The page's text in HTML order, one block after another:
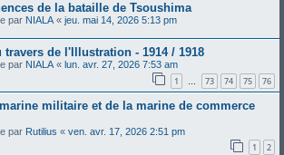
de la bataille de Tsoushima
par NIALA « jeu. mai 14, 2026 5:13 pm
travers de l'Illustration - 1914 / 1918
par NIALA « lun. avr. 27, 2026 7:53 am
1 … 73 74 75 76
militaire et de la marine de commerce
par Rutilius « ven. avr. 17, 2026 2:51 pm
1 2